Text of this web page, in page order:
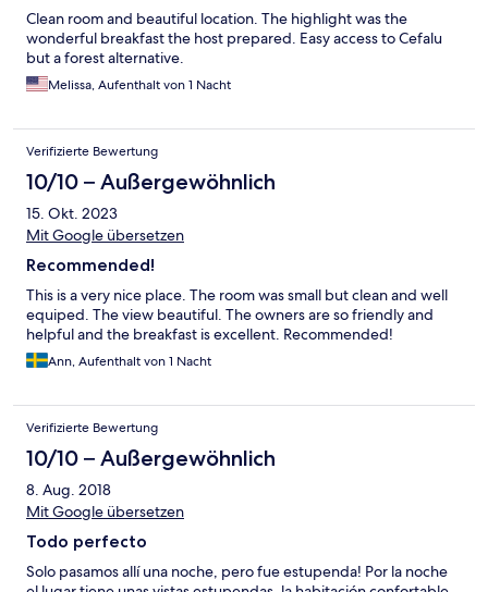
Clean room and beautiful location. The highlight was the
wonderful breakfast the host prepared. Easy access to Cefalu
but a forest alternative.
Melissa, Aufenthalt von 1 Nacht
Verifizierte Bewertung
10/10 – Außergewöhnlich
15. Okt. 2023
Mit Google übersetzen
Recommended!
This is a very nice place. The room was small but clean and well
equiped. The view beautiful. The owners are so friendly and
helpful and the breakfast is excellent. Recommended!
Ann, Aufenthalt von 1 Nacht
Verifizierte Bewertung
10/10 – Außergewöhnlich
8. Aug. 2018
Mit Google übersetzen
Todo perfecto
Solo pasamos allí una noche, pero fue estupenda! Por la noche